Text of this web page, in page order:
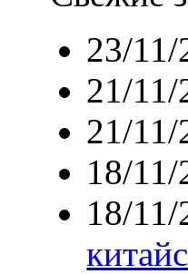
23/11/
21/11/
21/11/
18/
18/